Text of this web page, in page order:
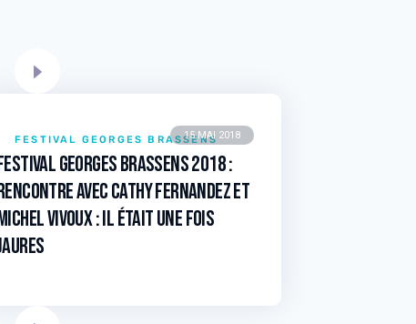
15 MAI 2018
FESTIVAL GEORGES BRASSENS
Georges Brassens 2018 :
avec Cathy FERNANDEZ et
VIVOUX : Il était une fois